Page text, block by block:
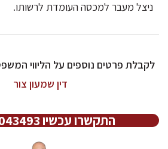
ניצל מעבר למכסה העומדת לרשותו.
לקבלת פרטים נוספים על הליווי
דין שמעון צור
התקשרו עכשיו 077-8043493